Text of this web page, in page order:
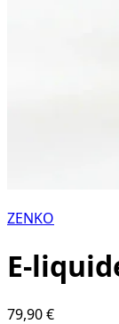
ZENKO
E-
79,90 €